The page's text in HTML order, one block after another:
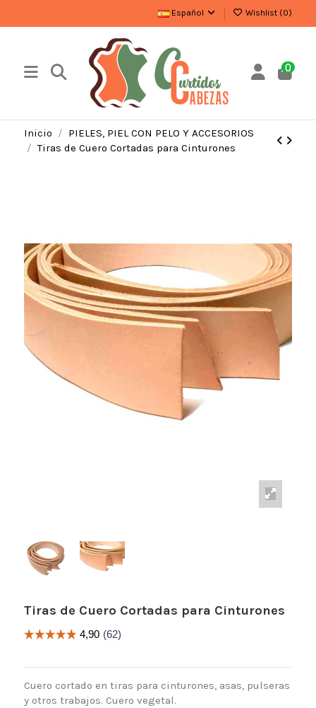
Español Wishlist (0)
0
Inicio
PIELES, PIEL CON PELO Y ACCESORIOS
Tiras de Cuero Cortadas para Cinturones
Tiras de Cuero Cortadas para Cinturones
Cuero cortado en tiras para cinturones, asas, pulseras
y otros trabajos. Cuero vegetal.